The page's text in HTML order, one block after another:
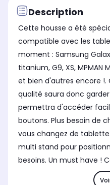
Description
Cette housse a été
compatible avec les
moment : Samsung
titanium, G9, XS, MPMAN
et bien d'autres encore !.
qualité saura donc
permettra d'accéder
boutons. Plus besoin de
vous changez de
multi stand pour
besoins. Un must have !